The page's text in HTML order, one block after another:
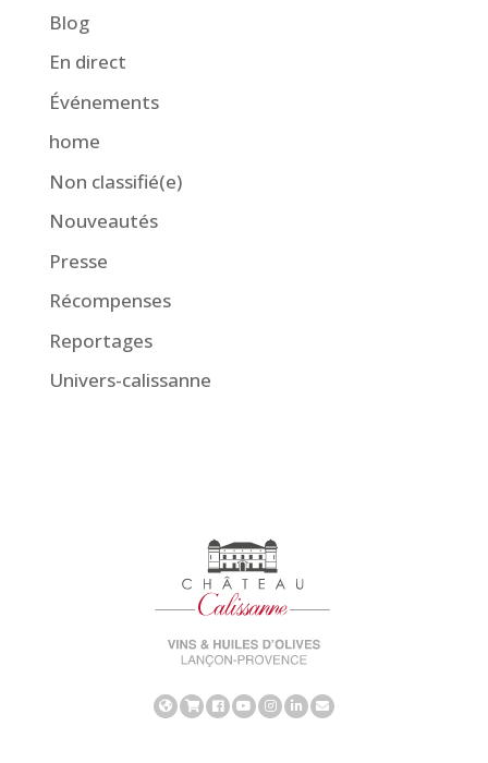
Blog
En direct
Événements
home
Non classifié(e)
Nouveautés
Presse
Récompenses
Reportages
Univers-calissanne